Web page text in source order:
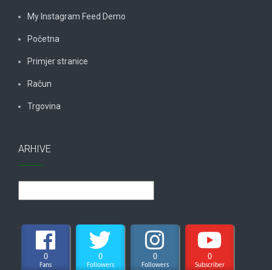
My Instagram Feed Demo
Početna
Primjer stranice
Račun
Trgovina
ARHIVE
0
Fans
0
Followers
0
Followers
0
Subscriber